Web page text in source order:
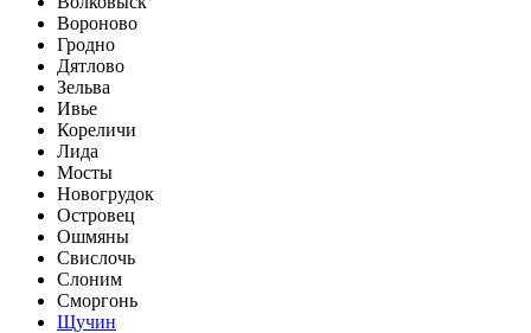
Вороново
Гродно
Дятлово
Зельва
Ивье
Кореличи
Лида
Мосты
Новогрудок
Островец
Ошмяны
Свислочь
Слоним
Сморгонь
Щучин